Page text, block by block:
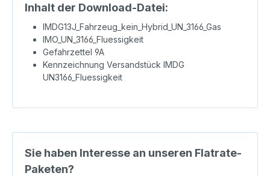
Inhalt der Download-Datei:
IMDG13J_Fahrzeug_kein_Hybrid_UN_3166_Gas
IMO_UN_3166_Fluessigkeit
Gefahrzettel 9A
Kennzeichnung Versandstück IMDG
UN3166_Fluessigkeit
Sie haben Interesse an unseren Flatrate-
Paketen?